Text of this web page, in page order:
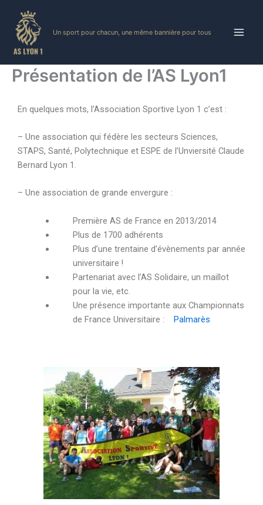
content
Un sport pour chacun, une même bannière pour tous
Présentation de l’AS Lyon1
En quelques mots, l’Association Sportive Lyon 1 c’est :
– Une association qui fédère les secteurs Sciences,
STAPS, Santé, Polytechnique et ESPE de l’Unviersité Claude
Bernard Lyon 1.
– Une association de grande envergure :
Première AS de France en 2013/2014
Plus de 1700 adhérents
Plus d’une trentaine d’évènements par année
universitaire !
Partenariat avec l’AS Solidaire, un maillot
pour la vie, etc.
Une présence importante aux Championnats
de France Universitaire : Palmarès